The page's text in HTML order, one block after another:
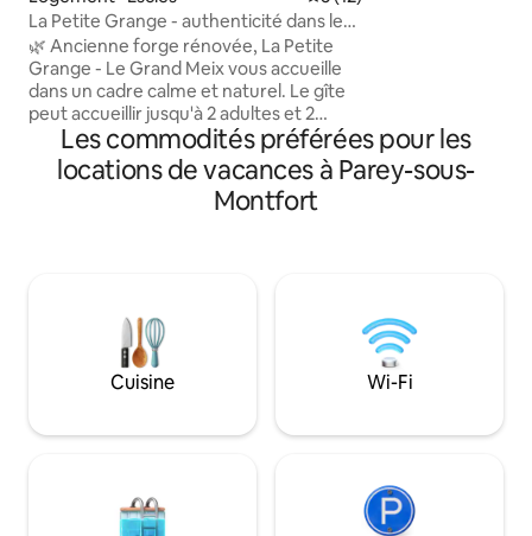
La Petite Grange - authenticité dans les
Vosges
🌿 Ancienne forge rénovée, La Petite
Grange - Le Grand Meix vous accueille
dans un cadre calme et naturel. Le gîte
peut accueillir jusqu'à 2 adultes et 2
enfants grâce à son canapé convertible.
Cuisine équipée, chambre confortable
avec lit 160, salle de bain avec douche.
Depuis le gîte, vous pouvez partir
raclette... Sur commande, en
de la vue. Résidence calme et agréable
🌿
Les commodités préférées pour les
locations de vacances à Parey-sous-
Montfort
Cuisine Wi-Fi